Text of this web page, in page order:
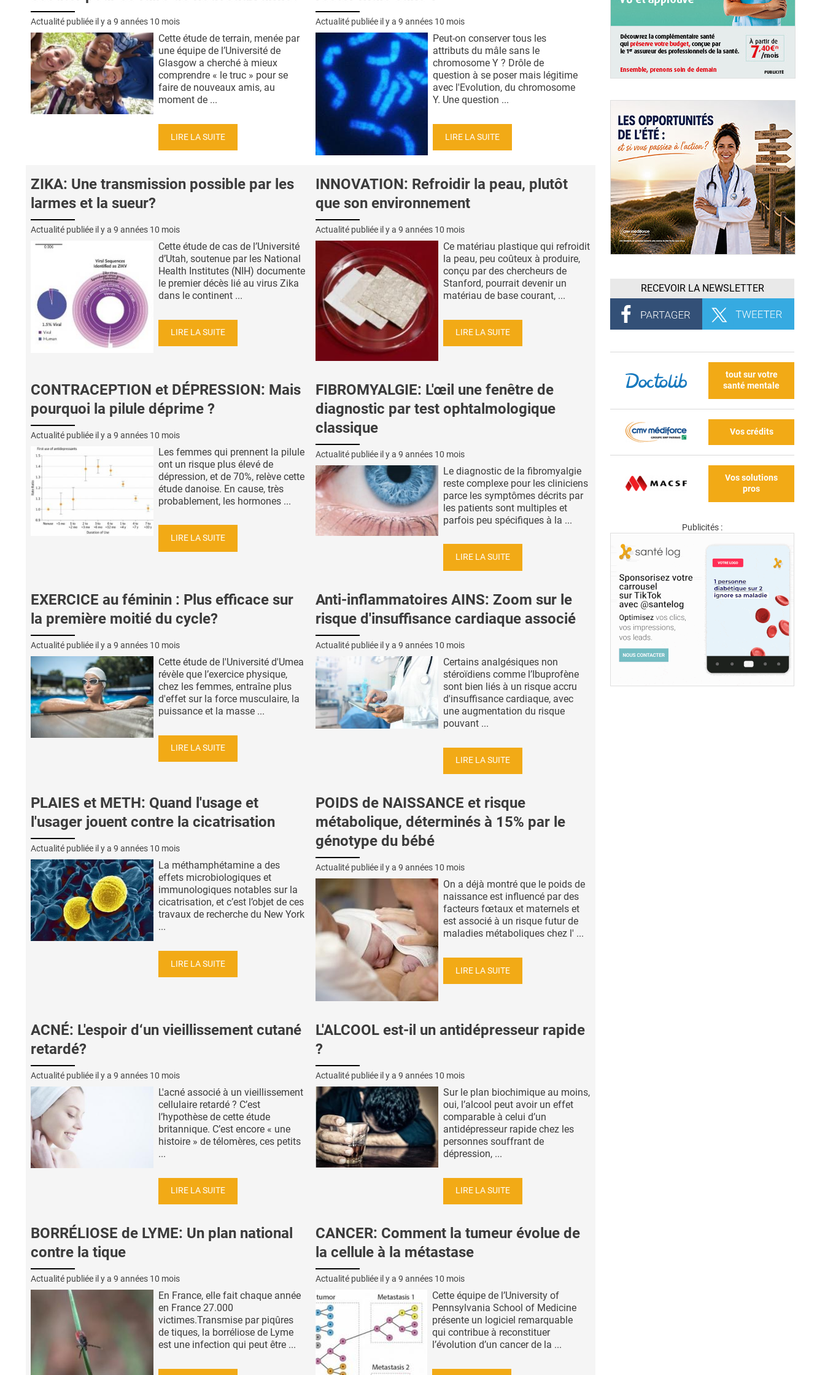
Actualité publiée il y a 9 années 10 mois
Cette étude de terrain, menée par
une équipe de l’Université de
Glasgow a cherché à mieux
comprendre « le truc » pour se
faire de nouveaux amis, au
moment de ...
LIRE LA SUITE
Actualité publiée il y a 9 années 10 mois
Peut-on conserver tous les
attributs du mâle sans le
chromosome Y ? Drôle de
question à se poser mais légitime
avec l'Evolution, du chromosome
Y. Une question ...
LIRE LA SUITE
ZIKA: Une transmission possible par les
larmes et la sueur?
Actualité publiée il y a 9 années 10 mois
Cette étude de cas de l’Université
d’Utah, soutenue par les National
Health Institutes (NIH) documente
le premier décès lié au virus Zika
dans le continent ...
LIRE LA SUITE
INNOVATION: Refroidir la peau, plutôt
que son environnement
Actualité publiée il y a 9 années 10 mois
Ce matériau plastique qui refroidit
la peau, peu coûteux à produire,
conçu par des chercheurs de
Stanford, pourrait devenir un
matériau de base courant, ...
LIRE LA SUITE
CONTRACEPTION et DÉPRESSION: Mais
pourquoi la pilule déprime ?
Actualité publiée il y a 9 années 10 mois
Les femmes qui prennent la pilule
ont un risque plus élevé de
dépression, et de 70%, relève cette
étude danoise. En cause, très
probablement, les hormones ...
LIRE LA SUITE
FIBROMYALGIE: L'œil une fenêtre de
diagnostic par test ophtalmologique
classique
Actualité publiée il y a 9 années 10 mois
Le diagnostic de la fibromyalgie
reste complexe pour les cliniciens
parce les symptômes décrits par
les patients sont multiples et
parfois peu spécifiques à la ...
LIRE LA SUITE
EXERCICE au féminin : Plus efficace sur
la première moitié du cycle?
Actualité publiée il y a 9 années 10 mois
Cette étude de l'Université d'Umea
révèle que l’exercice physique,
chez les femmes, entraîne plus
d'effet sur la force musculaire, la
puissance et la masse ...
LIRE LA SUITE
Anti-inflammatoires AINS: Zoom sur le
risque d'insuffisance cardiaque associé
Actualité publiée il y a 9 années 10 mois
Certains analgésiques non
stéroïdiens comme l’Ibuprofène
sont bien liés à un risque accru
d'insuffisance cardiaque, avec
une augmentation du risque
pouvant ...
LIRE LA SUITE
PLAIES et METH: Quand l'usage et
l'usager jouent contre la cicatrisation
Actualité publiée il y a 9 années 10 mois
La méthamphétamine a des
effets microbiologiques et
immunologiques notables sur la
cicatrisation, et c’est l’objet de ces
travaux de recherche du New York
...
LIRE LA SUITE
POIDS de NAISSANCE et risque
métabolique, déterminés à 15% par le
génotype du bébé
Actualité publiée il y a 9 années 10 mois
On a déjà montré que le poids de
naissance est influencé par des
facteurs fœtaux et maternels et
est associé à un risque futur de
maladies métaboliques chez l' ...
LIRE LA SUITE
ACNÉ: L'espoir d‘un vieillissement cutané
retardé?
Actualité publiée il y a 9 années 10 mois
L'acné associé à un vieillissement
cellulaire retardé ? C’est
l’hypothèse de cette étude
britannique. C’est encore « une
histoire » de télomères, ces petits
...
LIRE LA SUITE
L'ALCOOL est-il un antidépresseur rapide
?
Actualité publiée il y a 9 années 10 mois
Sur le plan biochimique au moins,
oui, l’alcool peut avoir un effet
comparable à celui d’un
antidépresseur rapide chez les
personnes souffrant de
dépression, ...
LIRE LA SUITE
BORRÉLIOSE de LYME: Un plan national
contre la tique
Actualité publiée il y a 9 années 10 mois
En France, elle fait chaque année
en France 27.000
victimes.Transmise par piqûres
de tiques, la borréliose de Lyme
est une infection qui peut être ...
CANCER: Comment la tumeur évolue de
la cellule à la métastase
Actualité publiée il y a 9 années 10 mois
Cette équipe de l’University of
Pennsylvania School of Medicine
présente un logiciel remarquable
qui contribue à reconstituer
l’évolution d’un cancer de la ...
RECEVOIR LA NEWSLETTER
tout sur votre
santé mentale
Vos crédits
Vos solutions
pros
Publicités :